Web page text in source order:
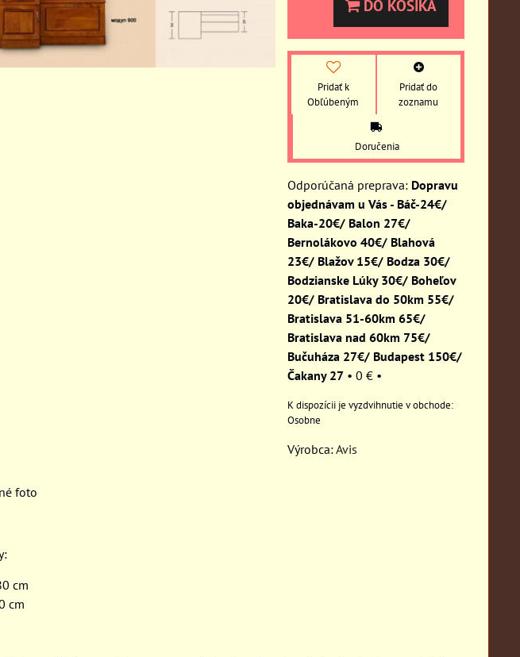
DO KOŠÍKA
Pridať k
Obľúbeným
Pridať do
zoznamu
Doručenia
Dopravu
objednávam u Vás - Báč-24€/
Baka-20€/ Balon 27€/
Bernolákovo 40€/ Blahová
23€/ Blažov 15€/ Bodza 30€/
Bodzianske Lúky 30€/ Boheľov
20€/ Bratislava do 50km 55€/
Bratislava 51-60km 65€/
Bratislava nad 60km 75€/
Bučuháza 27€/ Budapest 150€/
Čakany 27 • 0 € •
Osobne
Výrobca:Avis
foto
cm
cm